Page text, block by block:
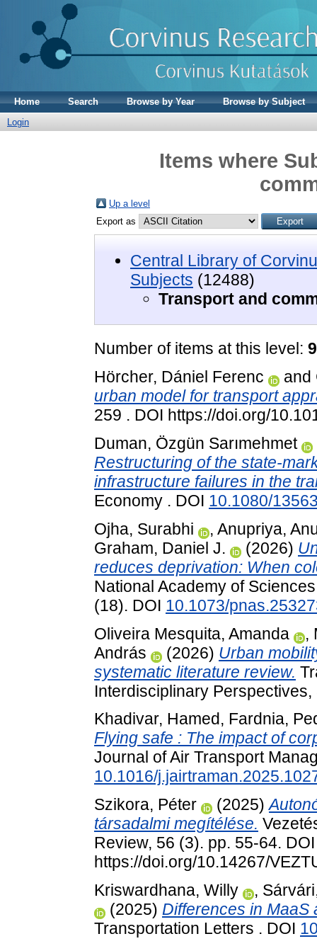
Home Search Browse by Year
Browse by Subject
Login
Items where
Up a level
Export as
Central Library of
Subjects (12488)
Transport and
Number of items at this level:
Hörcher, Dániel Ferenc
and
urban model for transport
259 . DOI https://doi.org/
Duman, Özgün Sarımehmet
Restructuring of the state-
infrastructure failures in the
Economy . DOI 10.1080/
Ojha, Surabhi
, Anupriya,
Graham, Daniel J.
(2026)
reduces deprivation: When
National Academy of
(18). DOI 10.1073/
Oliveira Mesquita, Amanda
,
András
(2026) Urban
systematic literature review.
Interdisciplinary
Khadivar, Hamed, Fardnia,
Flying safe : The impact of
Journal of Air Transport
10.1016/
Szikora, Péter
(2025)
társadalmi megítélése.
Review, 56 (3). pp. 55-64. DOI
https://doi.org/10.14267/
Kriswardhana, Willy
,
(2025) Differences in MaaS
Transportation Letters . DOI